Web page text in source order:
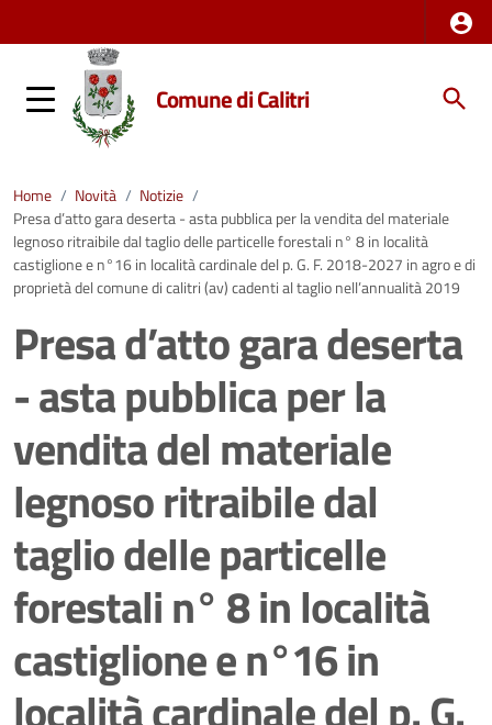
Comune di Calitri
Home / Novità / Notizie /
Presa d’atto gara deserta - asta pubblica per la vendita del materiale
legnoso ritraibile dal taglio delle particelle forestali n° 8 in località
castiglione e n°16 in località cardinale del p. G. F. 2018-2027 in agro e di
proprietà del comune di calitri (av) cadenti al taglio nell’annualità 2019
Presa d’atto gara deserta
- asta pubblica per la
vendita del materiale
legnoso ritraibile dal
taglio delle particelle
forestali n° 8 in località
castiglione e n°16 in